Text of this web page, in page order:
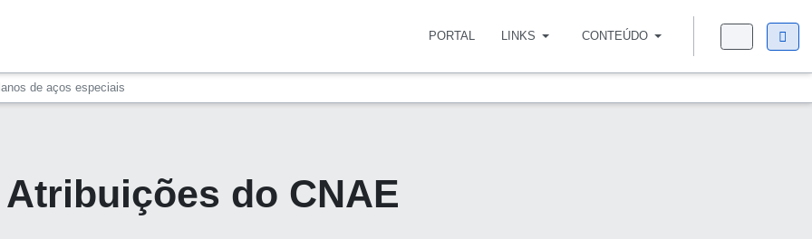
PORTAL LINKS CONTEÚDO
de aços especiais
Atribuições do CNAE